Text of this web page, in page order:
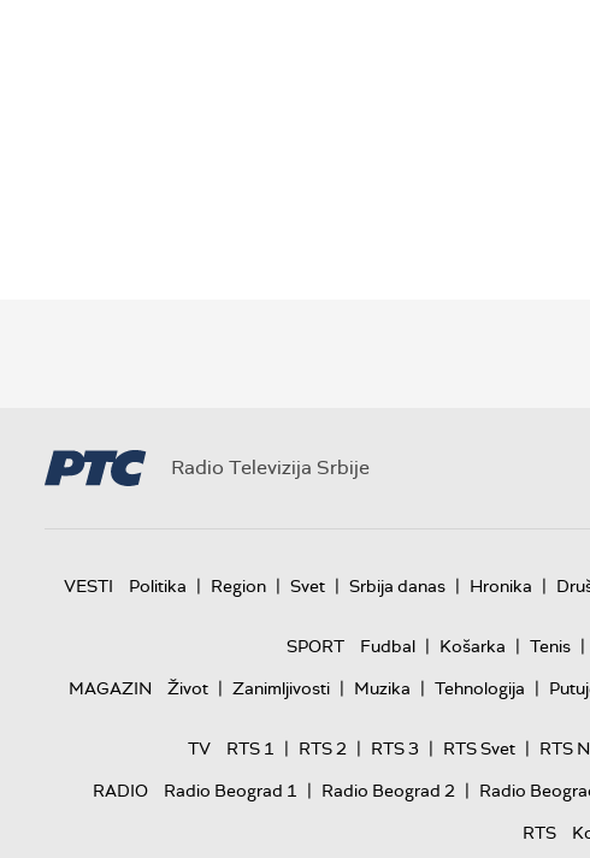
Radio Televizija Srbije
VESTI Politika | Region | Svet | Srbija danas | Hronika |
SPORT
Fudbal | Košarka | Tenis |
MAGAZIN
Život | Zanimljivosti | Muzika | Tehnologija |
TV
RTS 1 | RTS 2 | RTS 3 | RTS Svet | RTS
RADIO
Radio Beograd 1 | Radio Beograd 2 | Radio
RTS